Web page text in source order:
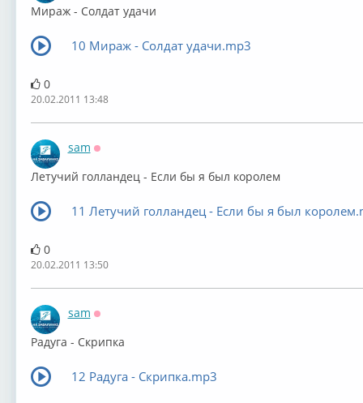
Мираж - Солдат удачи
10 Мираж - Солдат удачи.mp3
0
20.02.2011 13:48
sam
Летучий голландец - Если бы я был королем
11 Летучий голландец - Если бы я был
0
20.02.2011 13:50
sam
Радуга - Скрипка
12 Радуга - Скрипка.mp3